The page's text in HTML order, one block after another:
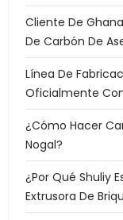
Cliente De
De Carbón De
Línea De
Oficialmente
¿Cómo Hacer
Nogal?
¿Por Qué Shuliy
Extrusora De